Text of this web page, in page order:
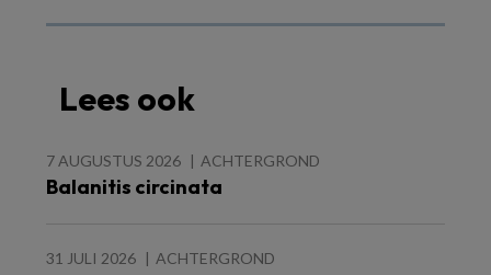
Lees ook
7 AUGUSTUS 2026 ACHTERGROND
Balanitis circinata
31 JULI 2026 ACHTERGROND